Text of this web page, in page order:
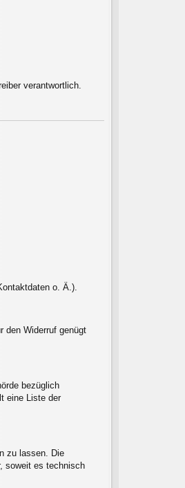
verantwortlich.
o. Ä.).
den Widerruf genügt
bezüglich
eine Liste der
zu lassen. Die
soweit es technisch